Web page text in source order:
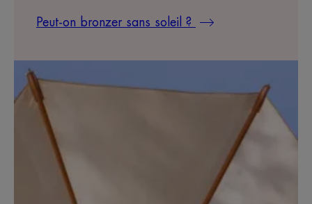
Peut-on bronzer sans soleil ?